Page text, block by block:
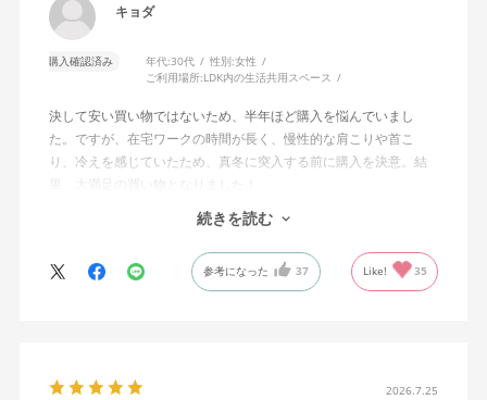
キョダ
購入確認済み 年代:30代 性別:女性
ご利用場所:LDK内の生活共用スペース
決して安い買い物ではないため、半年ほど購入を悩んでいまし
た。ですが、在宅ワークの時間が長く、慢性的な肩こりや首こ
り、冷えを感じていたため、真冬に突入する前に購入を決意。結
果、大満足の買い物となりました！
わたしはモニター2台を使って作業をしていますが、前のめりの姿
勢で作業に集中をしたいときも、少し引いて2台のモニター全体を
俯瞰したいときも、自分の動きに座面が前後してついてきてくれ
うど背面の角が肩甲骨の下にあたるのが気持ちいい……！
続きを読む
参考になった 37 Like! 35
2026.7.25